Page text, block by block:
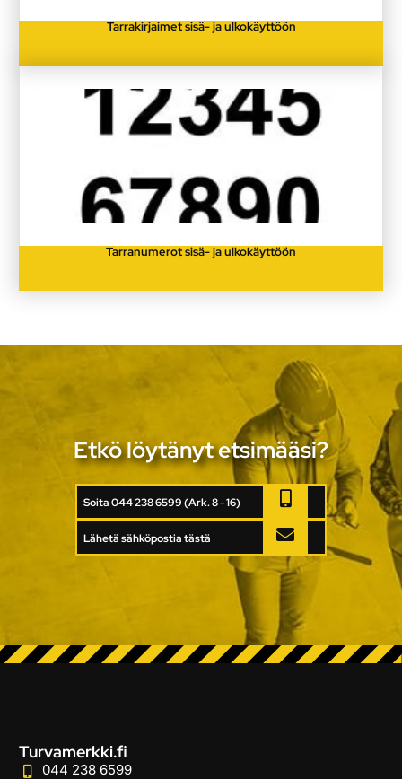
Tarrakirjaimet sisä- ja ulkokäyttöön
Tarranumerot sisä- ja ulkokäyttöön
Etkö löytänyt etsimääsi?
Soita 044 238 6599 (Ark. 8 - 16)
Lähetä sähköpostia tästä
Turvamerkki.fi
044 238 6599